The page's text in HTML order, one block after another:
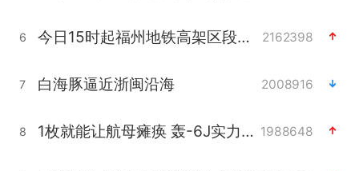
6 今日15时起福州地铁高架区段停运 2162398
7 白海豚逼近浙闽沿海 2008916
8 1枚就能让航母瘫痪 轰-6J实力有多强 1988648